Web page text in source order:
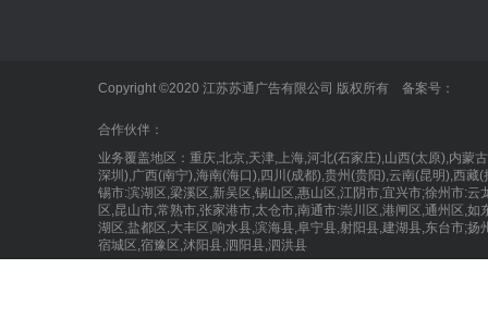
Copyright ©2020 江苏苏通广告有限公司 版权所有 备案号：
合作伙伴：
业务覆盖地区：重庆,北京,天津,上海,河北(石家庄),山西(太原
深圳),广西(南宁),海南(海口),四川(成都),贵州(贵阳),云南(昆明),西
锡市:滨湖区,梁溪区,新吴区,锡山区,惠山区,江阴市,宜兴市;徐州市:
区,昆山市,常熟市,张家港市,太仓市,南通市:崇川区,港闸区,通州区,
湖区,盐都区,大丰区,响水县,滨海县,阜宁县,射阳县,建湖县,东台市;
宿城区,宿豫区,沭阳县,泗阳县,泗洪县